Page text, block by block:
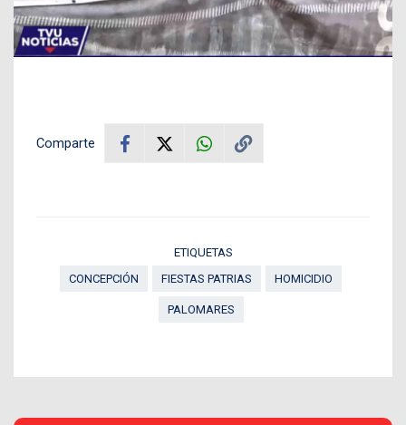
Comparte
ETIQUETAS
CONCEPCIÓN
FIESTAS PATRIAS HOMICIDIO
PALOMARES